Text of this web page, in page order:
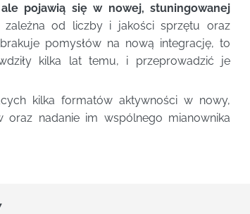
pojawią się w nowej, stuningowanej
od liczby i jakości sprzętu oraz
pomysłów na nową integrację, to
kilka lat temu, i przeprowadzić je
kilka formatów aktywności w nowy,
oraz nadanie im wspólnego mianownika